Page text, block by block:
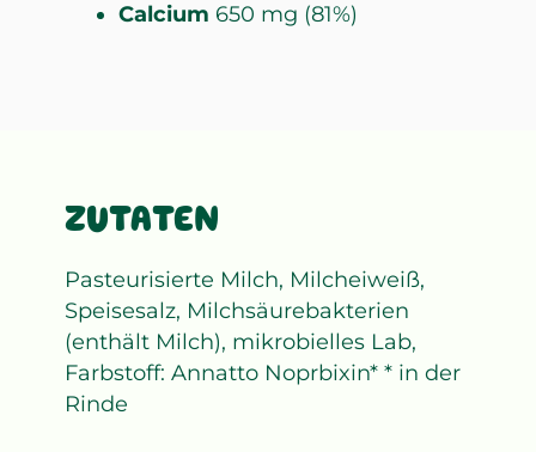
Calcium 650 mg (81%)
ZUTATEN
Pasteurisierte Milch, Milcheiweiß,
Speisesalz, Milchsäurebakterien
(enthält Milch), mikrobielles Lab,
Farbstoff: Annatto Noprbixin* * in der
Rinde